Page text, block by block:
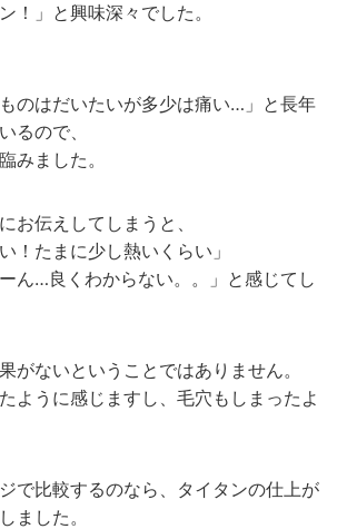
！」と興味深々でした。
ものはだいたいが多少は痛い…」と長年
るので、
みました。
お伝えしてしまうと、
！たまに少し熱いくらい」
ん…良くわからない。。」と感じてし
がないということではありません。
ように感じますし、毛穴もしまったよ
で比較するのなら、タイタンの仕上が
ました。